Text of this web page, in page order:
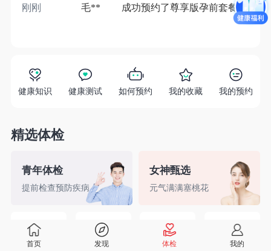
刚刚
毛** 成功预约了尊享版孕前套餐（女） 1分
健康知识 健康测试 如何预约 我的收藏 我的预约
精选体检
青年体检
提前检查预防疾病
女神甄选
元气满满塞桃花
精英白领 备孕检查 入职体检 婚前检查
首页 发现 体检 我的